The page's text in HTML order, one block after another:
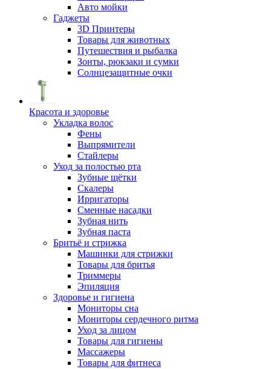
Авто мойки
Гаджеты
3D Принтеры
Товары для животных
Путешествия и рыбалка
Зонты, рюкзаки и сумки
Солнцезащитные очки
Красота и здоровье
Укладка волос
Фены
Выпрямители
Стайлеры
Уход за полостью рта
Зубные щётки
Скалеры
Ирригаторы
Сменные насадки
Зубная нить
Зубная паста
Бритьё и стрижка
Машинки для стрижки
Товары для бритья
Триммеры
Эпиляция
Здоровье и гигиена
Мониторы сна
Мониторы сердечного ритма
Уход за лицом
Товары для гигиены
Массажеры
Товары для фитнеса